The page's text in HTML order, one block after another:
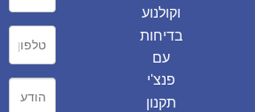
וקולנוע
בדיחות
עם
פנצ'י
תקנון